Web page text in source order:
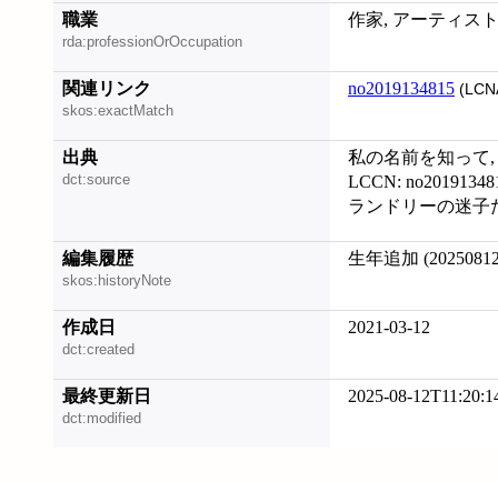
職業
rda:professionOrOccupation
作家, アーティスト
関連リンク
skos:exactMatch
no2019134815
出典
dct:source
私の名前を知って,
LCCN:
ランドリーの迷子
編集履歴
skos:historyNote
生年追加
作成日
dct:created
2021-03-12
最終更新日
dct:modified
2025-08-